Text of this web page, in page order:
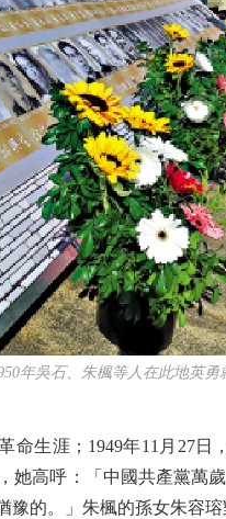
年吳石、朱楓等人在此地英勇
生涯；1949年11月27日
她高呼：「中國共產黨萬
的。」朱楓的孫女朱容瑢